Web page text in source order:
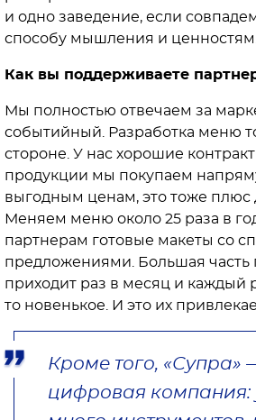
и одно заведение, если
способу мышления и ценностям.
Как вы поддерживаете
Мы полностью отвечаем за
событийный. Разработка меню
стороне. У нас хорошие
продукции мы покупаем
выгодным ценам, это тоже плюс
Меняем меню около 25 раза в
партнерам готовые макеты со
предложениями. Большая часть
приходит раз в месяц и каждый
то новенькое. И это их
Кроме того, «Супра»
цифровая компания: